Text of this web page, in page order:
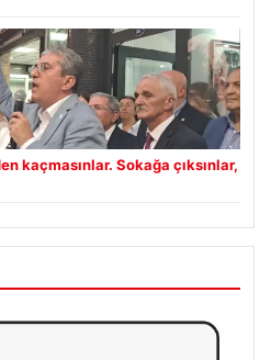
kaçmasınlar. Sokağa çıksınlar,